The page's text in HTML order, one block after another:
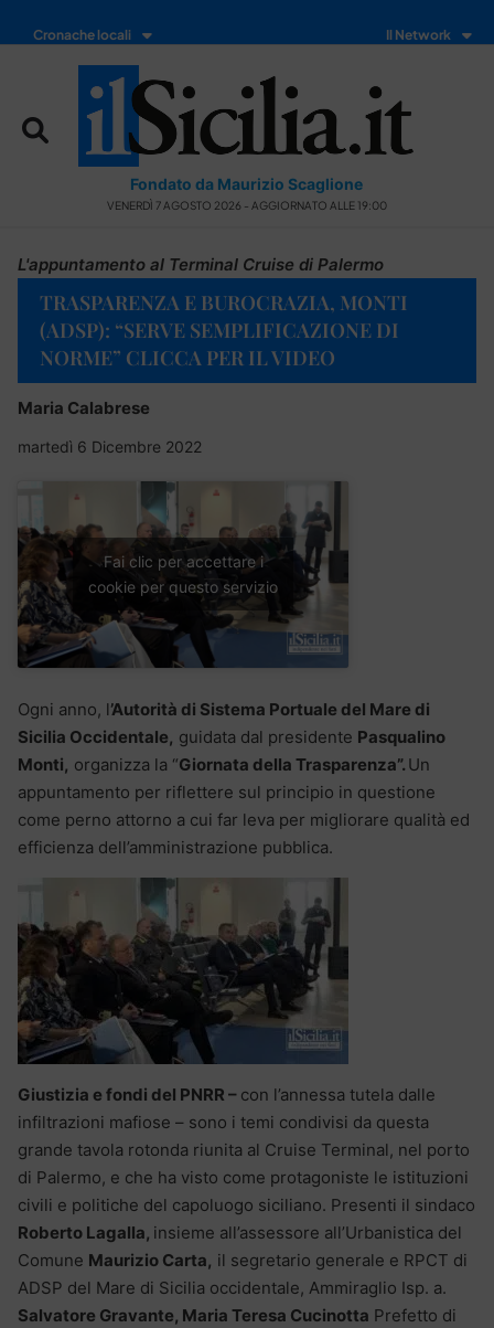
Cronache locali Il Network
Fondato da Maurizio Scaglione
VENERDÌ 7 AGOSTO 2026 - AGGIORNATO ALLE 19:00
L'appuntamento al Terminal Cruise di Palermo
TRASPARENZA E BUROCRAZIA, MONTI
(ADSP): “SERVE SEMPLIFICAZIONE DI
NORME” CLICCA PER IL VIDEO
Maria Calabrese
martedì 6 Dicembre 2022
Fai clic per accettare i
cookie per questo servizio
Ogni anno, l’Autorità di Sistema Portuale del Mare di
Sicilia Occidentale, guidata dal presidente Pasqualino
Monti, organizza la “Giornata della Trasparenza”. Un
appuntamento per riflettere sul principio in questione
come perno attorno a cui far leva per migliorare qualità ed
efficienza dell’amministrazione pubblica.
Giustizia e fondi del PNRR – con l’annessa tutela dalle
infiltrazioni mafiose – sono i temi condivisi da questa
grande tavola rotonda riunita al Cruise Terminal, nel porto
di Palermo, e che ha visto come protagoniste le istituzioni
civili e politiche del capoluogo siciliano. Presenti il sindaco
Roberto Lagalla, insieme all’assessore all’Urbanistica del
Comune Maurizio Carta, il segretario generale e RPCT di
ADSP del Mare di Sicilia occidentale, Ammiraglio Isp. a.
Salvatore Gravante, Maria Teresa Cucinotta Prefetto di